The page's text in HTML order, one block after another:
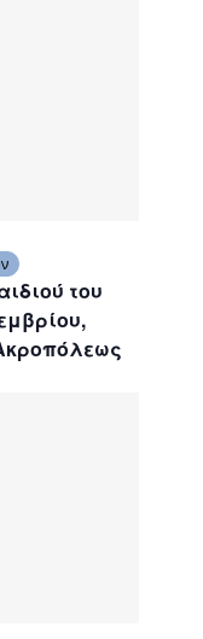
του